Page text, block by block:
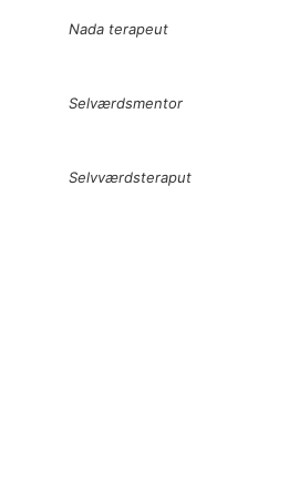
Nada terapeut
Selværdsmentor
Selvværdsteraput